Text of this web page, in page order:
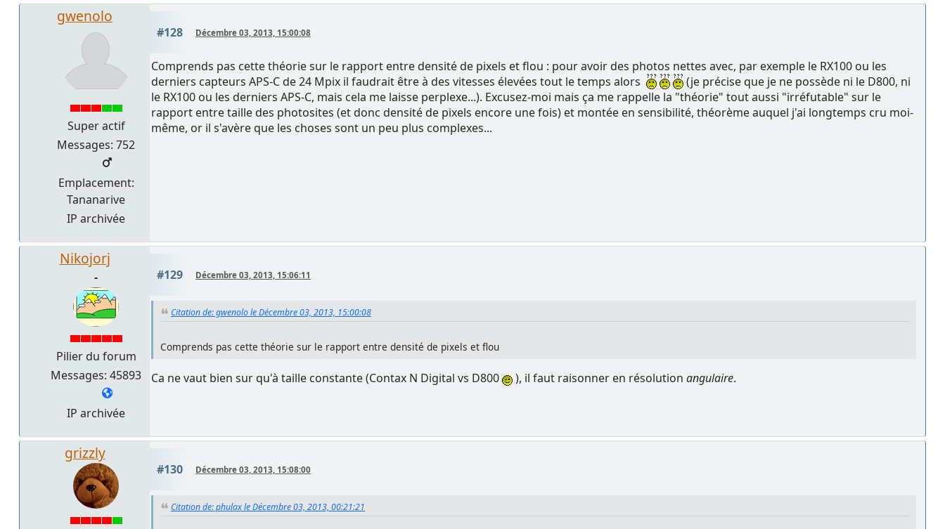
gwenolo
Super actif
Messages: 752
Emplacement:
Tananarive
IP archivée
#128 Décembre 03, 2013, 15:00:08
Comprends pas cette théorie sur le rapport entre densité de pixels et flou : pour avoir des photos nettes avec, par exemple le RX100 ou les
derniers capteurs APS-C de 24 Mpix il faudrait être à des vitesses élevées tout le temps alors
(je précise que je ne possède ni le D800, ni
le RX100 ou les derniers APS-C, mais cela me laisse perplexe...). Excusez-moi mais ça me rappelle la "théorie" tout aussi "irréfutable" sur le
rapport entre taille des photosites (et donc densité de pixels encore une fois) et montée en sensibilité, théorème auquel j'ai longtemps cru moi-
même, or il s'avère que les choses sont un peu plus complexes...
Nikojorj
-
Pilier du forum
Messages: 45893
IP archivée
#129 Décembre 03, 2013, 15:06:11
Citation de: gwenolo le Décembre 03, 2013, 15:00:08
Comprends pas cette théorie sur le rapport entre densité de pixels et flou
Ca ne vaut bien sur qu'à taille constante (Contax N Digital vs D800 ), il faut raisonner en résolution angulaire.
grizzly
#130 Décembre 03, 2013, 15:08:00
Citation de: phulax le Décembre 03, 2013, 00:21:21